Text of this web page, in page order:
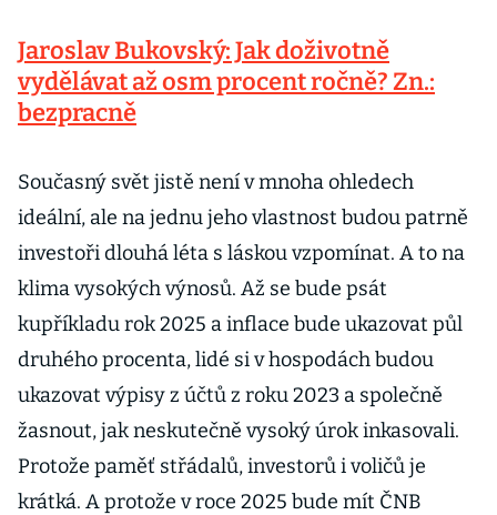
Jaroslav Bukovský: Jak doživotně
vydělávat až osm procent ročně? Zn.:
bezpracně
Současný svět jistě není v mnoha ohledech
ideální, ale na jednu jeho vlastnost budou patrně
investoři dlouhá léta s láskou vzpomínat. A to na
klima vysokých výnosů. Až se bude psát
kupříkladu rok 2025 a inflace bude ukazovat půl
druhého procenta, lidé si v hospodách budou
ukazovat výpisy z účtů z roku 2023 a společně
žasnout, jak neskutečně vysoký úrok inkasovali.
Protože paměť střádalů, investorů i voličů je
krátká. A protože v roce 2025 bude mít ČNB